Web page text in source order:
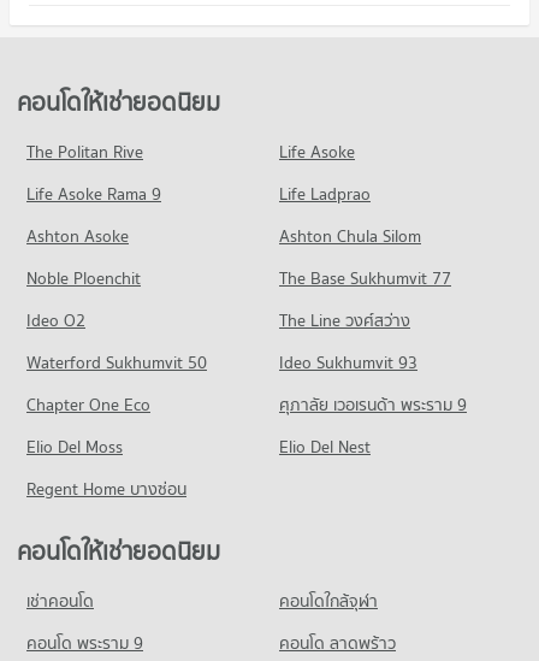
558 โครงการ
คอนโดให้เช่า วิทยาลัยดุสิตธานี
มีคอนโดให้เช่า 10,748 ประกาศ
มีคอนโดขาย 4,244 ประกาศ
คอนโด วิทยาลัยเซาธ์อีสท์บางกอก
399 โครงการ
คอนโดให้เช่า วิทยาลัยเซาธ์อีสท์บางกอก
มีคอนโดให้เช่า 16,777 ประกาศ
ขายคอนโด วิทยาลัยเซาธ์อีสท์บางกอก
มีคอนโดขาย 5,749 ประกาศ
คอนโด ม.กรุงเทพ กล้วยน้ำไท
มีคอนโดให้เช่า 51,740 ประกาศ
ขายคอนโด ม.กรุงเทพ กล้วยน้ำไท
มีคอนโดขาย 18,737 ประกาศ
คอนโด โรงเรียนเซนต์แอนดรูส์อินเตอร์เนชันแนล กรุงเทพ
คอนโด เทสโก้โลตัส สุขุมวิท 50
มีคอนโดให้เช่า 22,130 ประกาศ
ขายคอนโด เทสโก้โลตัส สุขุมวิท 50
มีคอนโดขาย 8,286 ประกาศ
697 โครงการ
คอนโดให้เช่า บิ๊กซี เอ็กซ์ตร้า อ่อนนุช
มีคอนโดขาย 14,953 ประกาศ
คอนโดให้เช่า เขตพระโขนง
ขายคอนโด เขตพระโขนง
มีคอนโดขาย 2,363 ประกาศ
คอนโด ถนนสุขุมวิท
1,498 โครงการ
คอนโดให้เช่า ถนนสุขุมวิท
มีคอนโดให้เช่า 74,420 ประกาศ
ขายคอนโด ถนนสุขุมวิท
มีคอนโดขาย 27,191 ประกาศ
คอนโด ซอยอ่อนนุช (สุขุมวิท 77)
มีคอนโดให้เช่า 5,525 ประกาศ
ขายคอนโด ซอยอ่อนนุช (สุขุมวิท 77)
มีคอนโดขาย 2,337 ประกาศ
คอนโด สุขุมวิท 85
มีคอนโดให้เช่า 13 ประกาศ
คอนโด รพ.กล้วยน้ำไท
คอนโดให้เช่า รพ.กล้วยน้ำไท
มีคอนโดให้เช่า 39,028 ประกาศ
ขายคอนโด รพ.กล้วยน้ำไท
มีคอนโดขาย 13,944 ประกาศ
คอนโดให้เช่ายอดนิยม
The Politan Rive
Life Asoke
Life Asoke Rama 9
Life Ladprao
Ashton Asoke
Ashton Chula Silom
Noble Ploenchit
The Base Sukhumvit 77
Ideo O2
The Line วงศ์สว่าง
Waterford Sukhumvit 50
Ideo Sukhumvit 93
Chapter One Eco
ศุภาลัย เวอเรนด้า พระราม 9
Elio Del Moss
Elio Del Nest
Regent Home บางซ่อน
คอนโดให้เช่ายอดนิยม
เช่าคอนโด
คอนโดใกล้จุฬา
คอนโด พระราม 9
คอนโด ลาดพร้าว